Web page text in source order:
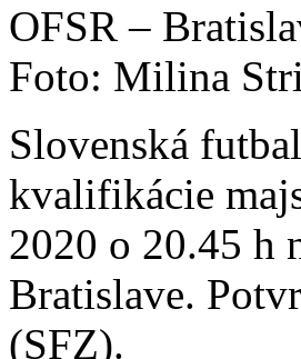
OFSR –
Foto: Milina
Slovenská
kvalifikácie
2020 o 20.45 h
Bratislave.
(SFZ).